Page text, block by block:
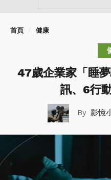
首頁 健康
47歲企業家「睡
訊、6行
影憶